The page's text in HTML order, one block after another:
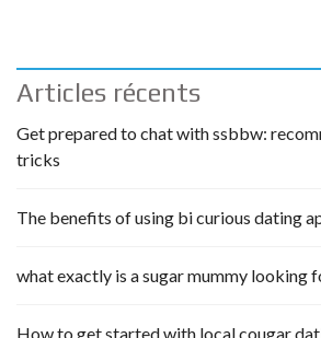
Articles récents
Get prepared to chat with ssbbw:
tricks
The benefits of using bi curious dating
what exactly is a sugar mummy looking
How to get started with local cougar